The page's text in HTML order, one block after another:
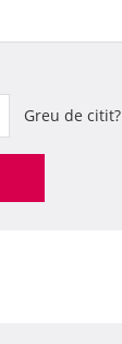
Greu de citit?